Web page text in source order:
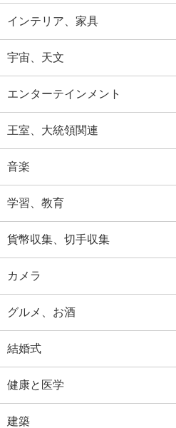
インテリア、家具
宇宙、天文
エンターテインメント
王室、大統領関連
音楽
学習、教育
貨幣収集、切手収集
カメラ
グルメ、お酒
結婚式
健康と医学
建築